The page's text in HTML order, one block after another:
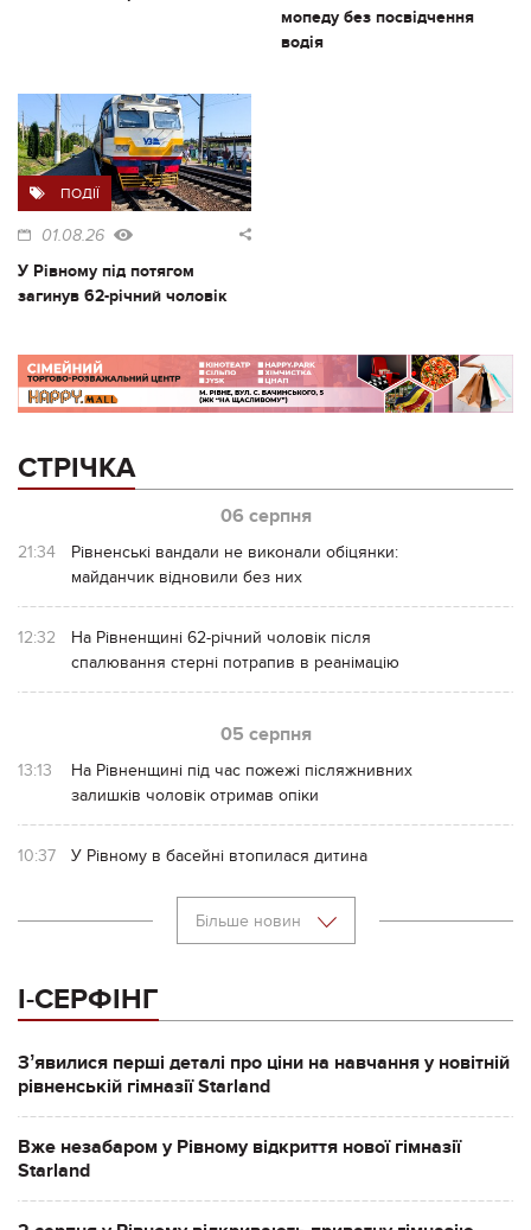
мопеду без посвідчення
водія
ПОДІЇ
01.08.26
У Рівному під потягом
загинув 62-річний чоловік
СТРІЧКА
06 серпня
21:34
Рівненські вандали не виконали обіцянки:
майданчик відновили без них
12:32
На Рівненщині 62-річний чоловік після
спалювання стерні потрапив в реанімацію
05 серпня
13:13
На Рівненщині під час пожежі післяжнивних
залишків чоловік отримав опіки
10:37 У Рівному в басейні втопилася дитина
Більше новин
І-СЕРФІНГ
Зʼявилися перші деталі про ціни на навчання у новітній
рівненській гімназії Starland
Вже незабаром у Рівному відкриття нової гімназії
Starland